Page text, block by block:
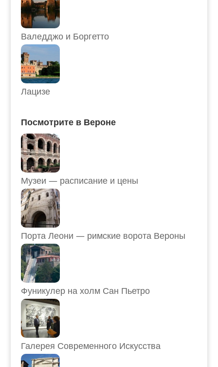
Валедджо и Боргетто
Лацизе
Посмотрите в Вероне
Музеи — расписание и цены
Порта Леони — римские ворота Вероны
Фуникулер на холм Сан Пьетро
Галерея Современного Искусства